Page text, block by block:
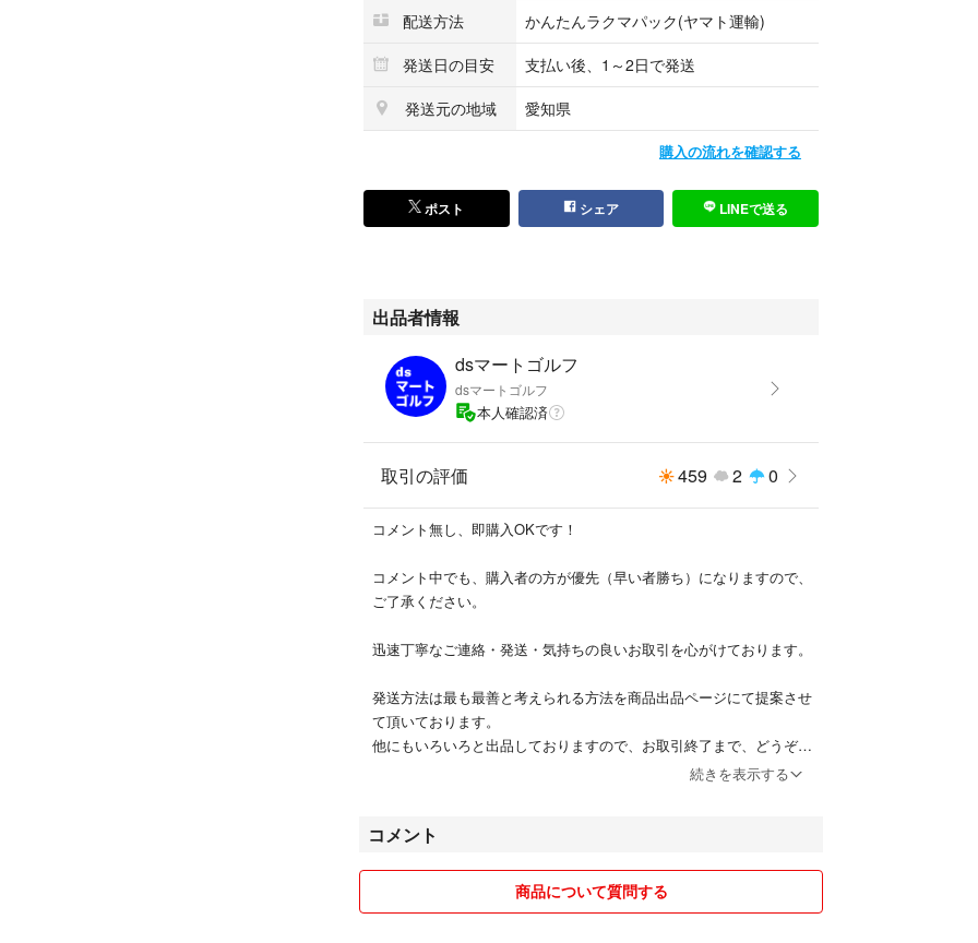
配送方法
かんたんラクマパック(ヤマト運輸)
発送日の目安
支払い後、1～2日で発送
発送元の地域
愛知県
購入の流れを確認する
ポスト シェア LINEで送る
出品者情報
dsマートゴルフ
dsマートゴルフ
本人確認済
取引の評価 459 2 0
コメント無し、即購入OKです！
コメント中でも、購入者の方が優先（早い者勝ち）になりますので、
ご了承ください。
迅速丁寧なご連絡・発送・気持ちの良いお取引を心がけております。
発送方法は最も最善と考えられる方法を商品出品ページにて提案させ
て頂いております。
他にもいろいろと出品しておりますので、お取引終了まで、どうぞ宜
全ての出品物は古物営業許可取得者が管理しておりますので御安心下
さい。古物商許可 愛知県公安委員会 第542652111100号
続きを表示する
コメント
商品について質問する